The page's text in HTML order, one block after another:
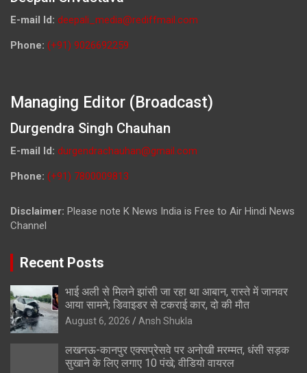
E-mail Id: deepali_media@rediffmail.com
Phone: (+91) 9026692259
Managing Editor (Broadcast)
Durgendra Singh Chauhan
E-mail Id: durgendrachauhan@gmail.com
Phone: (+91) 7800009813
Disclaimer: Please note K News India is Free to Air Hindi News
Channel
Recent Posts
भाई अली से मिलने झांसी जा रहा था आबान, रास्ते में जानवर
आया सामने; डिवाइडर से टकराई कार, दो की मौत
August 6, 2026 Ansh Shukla
लखनऊ-कानपुर एक्सप्रेसवे पर अनोखी मरम्मत, धंसी सड़क
सुखाने के लिए लगाए 10 पंखे; वीडियो वायरल